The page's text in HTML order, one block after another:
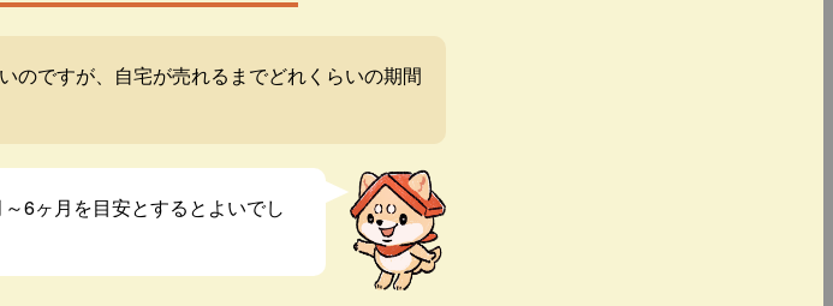
のですが、自宅が売れるまでどれくらいの期間
6ヶ月を目安とするとよいでし